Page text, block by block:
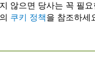
않으면 당사는 꼭 필요
쿠키 정책을 참조하세